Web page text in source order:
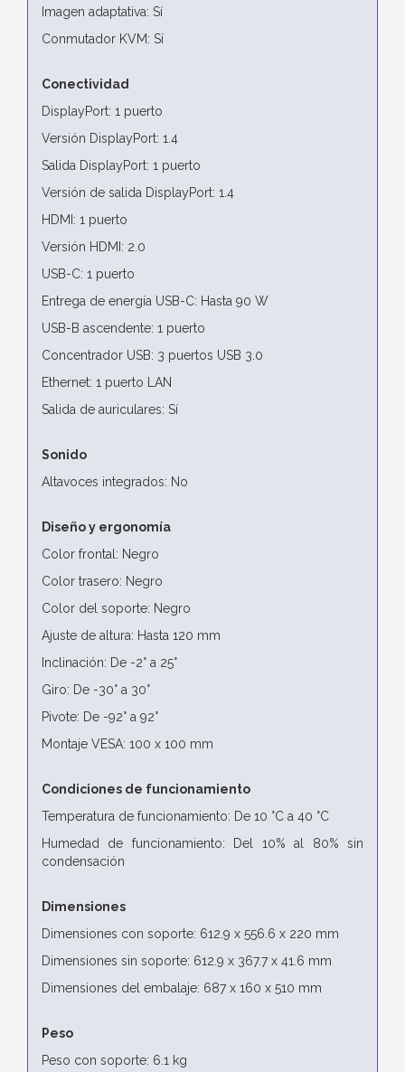
Imagen adaptativa: Sí
Conmutador KVM: Sí
Conectividad
DisplayPort: 1 puerto
Versión DisplayPort: 1.4
Salida DisplayPort: 1 puerto
Versión de salida DisplayPort: 1.4
HDMI: 1 puerto
Versión HDMI: 2.0
USB-C: 1 puerto
Entrega de energía USB-C: Hasta 90 W
USB-B ascendente: 1 puerto
Concentrador USB: 3 puertos USB 3.0
Ethernet: 1 puerto LAN
Salida de auriculares: Sí
Sonido
Altavoces integrados: No
Diseño y ergonomía
Color frontal: Negro
Color trasero: Negro
Color del soporte: Negro
Ajuste de altura: Hasta 120 mm
Inclinación: De -2° a 25°
Giro: De -30° a 30°
Pivote: De -92° a 92°
Montaje VESA: 100 x 100 mm
Condiciones de funcionamiento
Temperatura de funcionamiento: De 10 °C a 40 °C
Humedad de funcionamiento: Del 10% al 80% sin
condensación
Dimensiones
Dimensiones con soporte: 612.9 x 556.6 x 220 mm
Dimensiones sin soporte: 612.9 x 367.7 x 41.6 mm
Dimensiones del embalaje: 687 x 160 x 510 mm
Peso
Peso con soporte: 6.1 kg